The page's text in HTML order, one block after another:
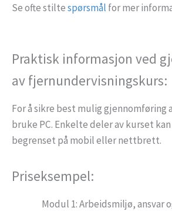
Se ofte stiltespørsmål for mer
Praktisk informasjon ved
av fjernundervisningskurs:
For å sikre best mulig gjennomføring
bruke PC. Enkelte deler av kurset
begrenset på mobil eller nettbrett.
Priseksempel:
Modul 1: Arbeidsmiljø, ansvar